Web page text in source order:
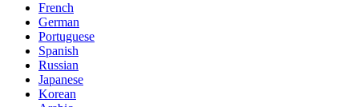
French
German
Portuguese
Spanish
Russian
Japanese
Korean